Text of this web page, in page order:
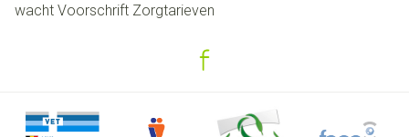
wacht Voorschrift Zorgtarieven